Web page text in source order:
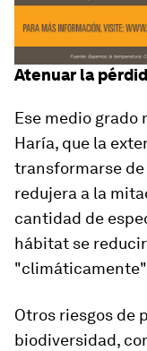
Atenuar la
Ese medio grado
Haría, que la
transformarse
redujera a la
cantidad de
hábitat se
"climáticamente"
Otros riesgos de
biodiversidad,